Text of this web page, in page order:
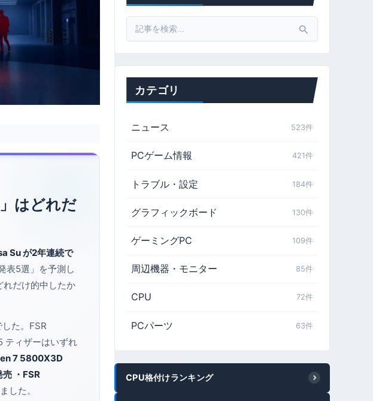
はどれだ
Su が2年連続で
表5選」を予測し
れだけ的中したか
た。FSR
ティザーはいずれ
7 5800X3D
・FSR
した。
Search
for:
カテゴリ
ニュース 523件
PCゲーム情報 421件
トラブル・設定 184件
グラフィックボード 130件
ゲーミングPC 109件
周辺機器・モニター 85件
CPU 72件
PCパーツ 63件
CPU格付けランキング